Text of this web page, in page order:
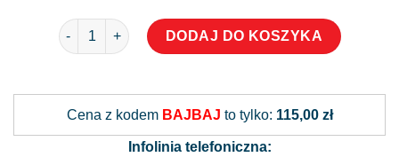
ilość Obraz z kotem i sentencją
DODAJ DO KOSZYKA
Cena z kodem BAJBAJ to tylko: 115,00 zł
Infolinia telefoniczna: